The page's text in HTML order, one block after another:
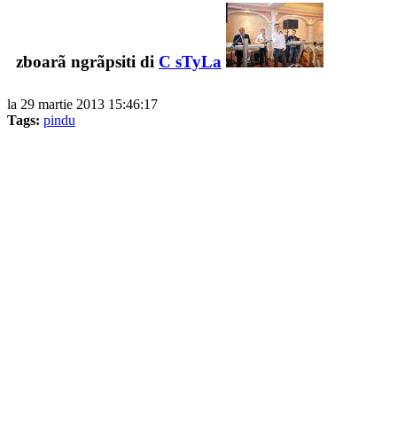
zboarã ngrãpsiti di C sTyLa
la 29 martie 2013 15:46:17
Tags: pindu